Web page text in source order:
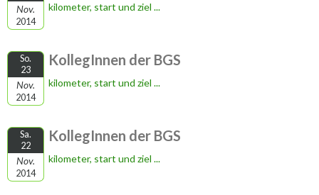
Nov.
2014
kilometer, start und ziel ...
So.
23
Nov.
2014
KollegInnen der BGS
kilometer, start und ziel ...
Sa.
22
Nov.
2014
KollegInnen der BGS
kilometer, start und ziel ...